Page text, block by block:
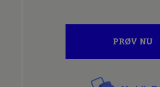
PRØV NU